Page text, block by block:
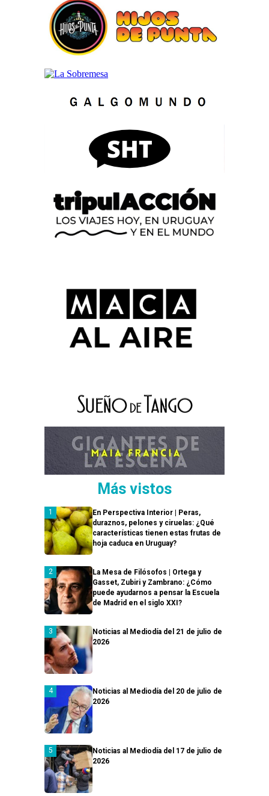
Más vistos
En Perspectiva Interior | Peras,
duraznos, pelones y ciruelas: ¿Qué
características tienen estas frutas de
hoja caduca en Uruguay?
La Mesa de Filósofos | Ortega y
Gasset, Zubiri y Zambrano: ¿Cómo
puede ayudarnos a pensar la Escuela
de Madrid en el siglo XXI?
Noticias al Mediodía del 21 de julio de
2026
Noticias al Mediodía del 20 de julio de
2026
Noticias al Mediodía del 17 de julio de
2026